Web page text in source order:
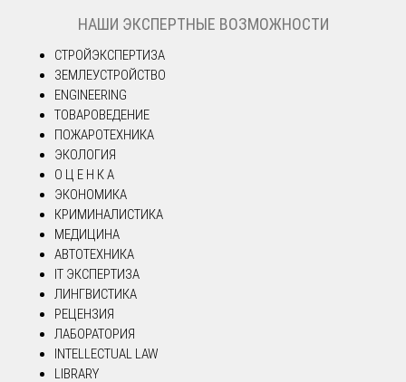
НАШИ ЭКСПЕРТНЫЕ ВОЗМОЖНОСТИ
СТРОЙЭКСПЕРТИЗА
ЗЕМЛЕУСТРОЙСТВО
ENGINEERING
ТОВАРОВЕДЕНИЕ
ПОЖАРОТЕХНИКА
ЭКОЛОГИЯ
О Ц Е Н К А
ЭКОНОМИКА
КРИМИНАЛИСТИКА
МЕДИЦИНА
АВТОТЕХНИКА
IT ЭКСПЕРТИЗА
ЛИНГВИСТИКА
РЕЦЕНЗИЯ
ЛАБОРАТОРИЯ
INTELLECTUAL LAW
LIBRARY